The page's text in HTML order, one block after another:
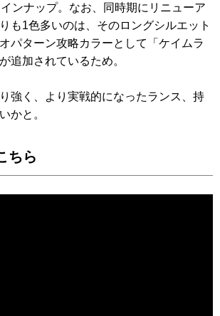
ンナップ。なお、同時期にリニューア
も1色多いのは、そのロングシルエット
パターン攻略カラーとして「ケイムラ
追加されているため。
強く、より実戦的になったランス、持
かと。
ちら